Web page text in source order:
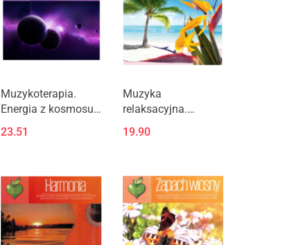
Muzykoterapia.
Energia z kosmosu
23.51
Muzyka
relaksacyjna.
19.90